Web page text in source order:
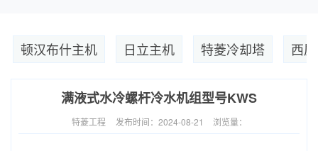
顿汉布什主机 日立主机 特菱冷却塔 西
满液式水冷螺杆冷水机组型号KWS
特菱工程 发布时间：2024-08-21 浏览量：